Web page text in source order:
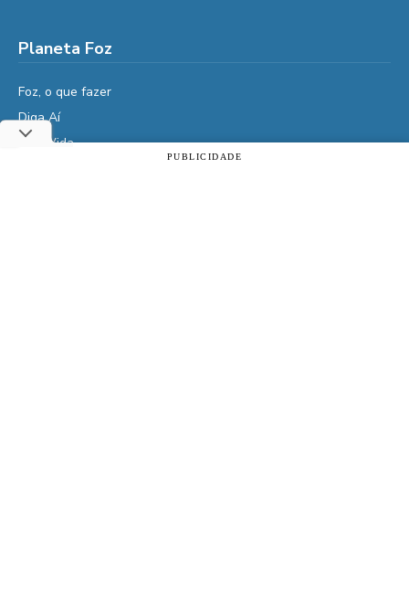
Planeta Foz
Foz, o que fazer
Diga Aí
É da Vida
PUBLICIDADE